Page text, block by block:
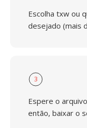
Escolha txw ou
desejado (mais
3
Espere o
então, baixar o